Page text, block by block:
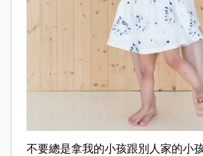
不要總是拿我的小孩跟別人家的小